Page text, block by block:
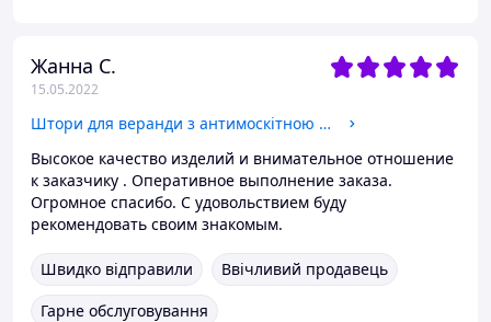
Жанна С.
15.05.2022
Штори для веранди з антимоскітною просоченням від мух та комарів НЕТІНЬОВІ
Высокое качество изделий и внимательное отношение
к заказчику . Оперативное выполнение заказа.
Огромное спасибо. С удовольствием буду
рекомендовать своим знакомым.
Швидко відправили
Ввічливий продавець
Гарне обслуговування